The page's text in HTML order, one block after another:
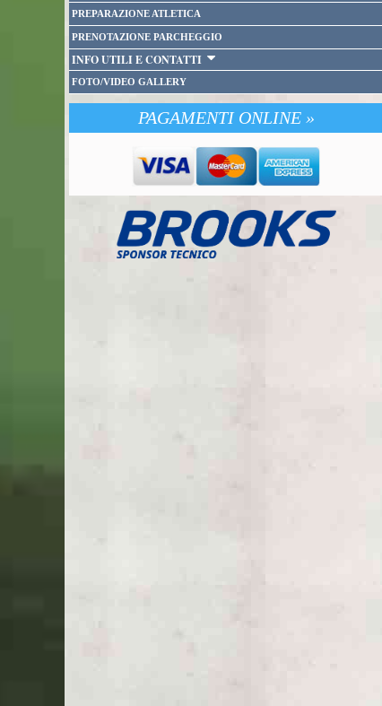
PREPARAZIONE ATLETICA
PRENOTAZIONE PARCHEGGIO
INFO UTILI E CONTATTI
FOTO/VIDEO GALLERY
PAGAMENTI ONLINE »